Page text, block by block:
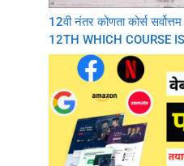
12वी नंतर कोणता कोर्स
12TH WHICH COURSE